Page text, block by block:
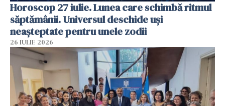
Horoscop 27 iulie. Lunea care schimbă ritmul
săptămânii. Universul deschide uși
neașteptate pentru unele zodii
26 IULIE 2026